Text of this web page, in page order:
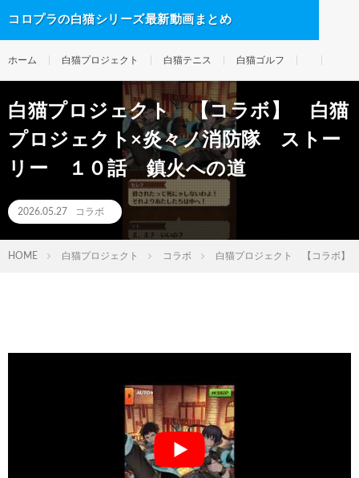
コロプラの白猫シリーズ最新動画まとめ
ホーム 白猫プロジェクト 白猫テニス 白猫ゴルフ
白猫プロジェクト 【コラボ】 白猫
プロジェクト×炎々ノ消防隊 ストー
リー １０話 鎮火への道
2026.05.27 コラボ
HOME 白猫プロジェクト コラボ 白猫プロジェクト 【コラボ